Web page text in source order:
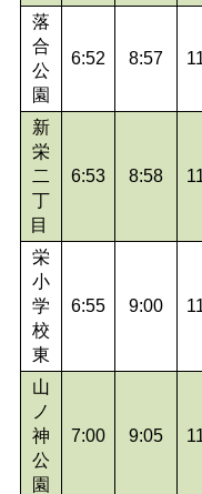
落
合
公
園
6:52 8:57
新
栄
二
丁
目
6:53 8:58
栄
小
学
校
東
6:55 9:00
山
ノ
神
公
園
7:00 9:05